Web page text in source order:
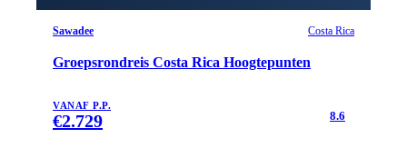
Sawadee Costa Rica
Groepsrondreis Costa Rica Hoogtepunten
VANAF P.P.
€2.729 8.6